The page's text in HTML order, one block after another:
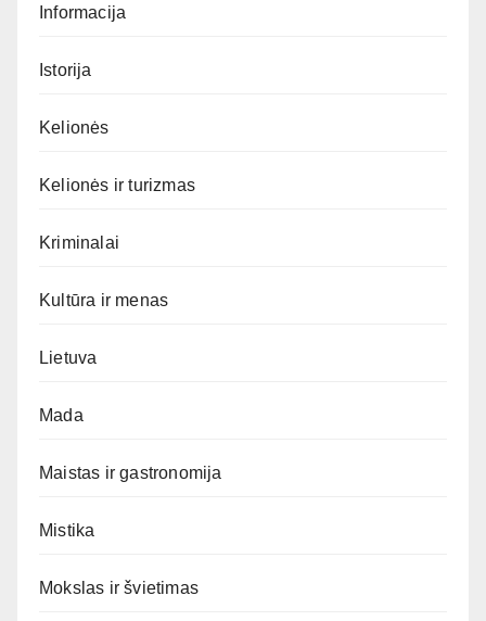
Informacija
Istorija
Kelionės
Kelionės ir turizmas
Kriminalai
Kultūra ir menas
Lietuva
Mada
Maistas ir gastronomija
Mistika
Mokslas ir švietimas